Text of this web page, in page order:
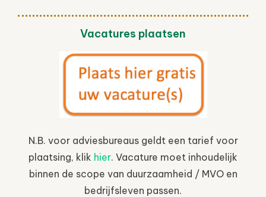
Vacatures plaatsen
N.B. voor adviesbureaus geldt een tarief voor
plaatsing, klik hier. Vacature moet inhoudelijk
binnen de scope van duurzaamheid / MVO en
bedrijfsleven passen.